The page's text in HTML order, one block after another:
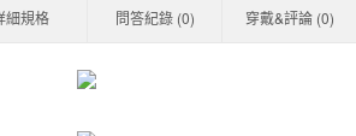
細規格 問答紀錄 (0) 穿戴&評論 (0)